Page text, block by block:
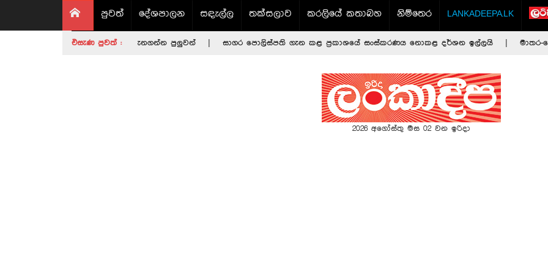
පුවත් දේශපාලන සඳැල්ල තක්සලාව කරලියේ කතාබහ නිම්තෙර LANKADEEPA.LK
එසැණ පුවත් :
සියලු වත්කම් දැනගන්න පුලුවන් | සාගර පොලිස්පති ගැන කළ ප්‍රකාශයේ සංස්කරණය නොකළ දර්ශන ඉල්ලයි | මාතර-පොතුවිල්
2026 අගෝස්තු මස 02 වන ඉරිදා